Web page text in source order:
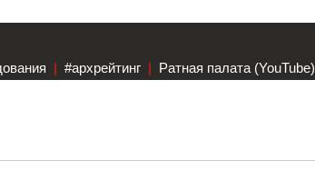
| #архрейтинг | Ратная палата (YouTube)